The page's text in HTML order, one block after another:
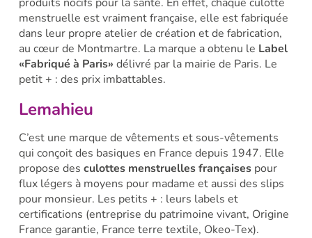
menstruelle est vraiment française, elle est fabriquée
dans leur propre atelier de création et de fabrication,
au cœur de Montmartre. La marque a obtenu le Label
«Fabriqué à Paris» délivré par la mairie de Paris. Le
petit + : des prix imbattables.
Lemahieu
C’est une marque de vêtements et sous-vêtements
qui conçoit des basiques en France depuis 1947. Elle
propose des culottes menstruelles françaisespour
flux légers à moyens pour madame et aussi des slips
pour monsieur. Les petits + : leurs labels et
certifications (entreprise du patrimoine vivant, Origine
France garantie, France terre textile, Okeo-Tex).